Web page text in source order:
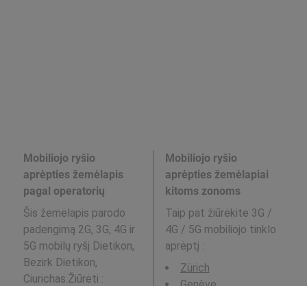
Mobiliojo ryšio
aprėpties žemėlapis
pagal operatorių
Šis žemėlapis parodo
padengimą 2G, 3G, 4G ir
5G mobilų ryšį Dietikon,
Bezirk Dietikon,
Ciurichas.Žiūrėti :
Mobiliojo ryšio
aprėpties žemėlapiai
kitoms zonoms
Taip pat žiūrėkite 3G /
4G / 5G mobiliojo tinklo
aprėptį :
Zürich